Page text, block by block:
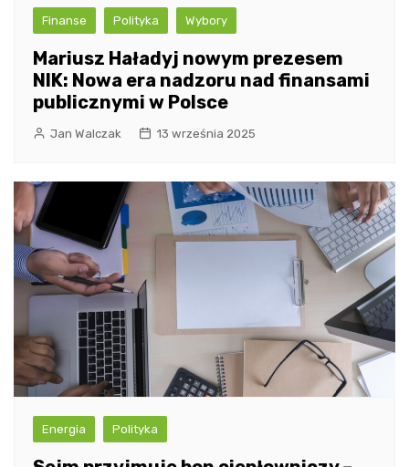
Finanse Polityka Wybory
Mariusz Haładyj nowym prezesem
NIK: Nowa era nadzoru nad finansami
publicznymi w Polsce
Jan Walczak 13 września 2025
Energia Polityka